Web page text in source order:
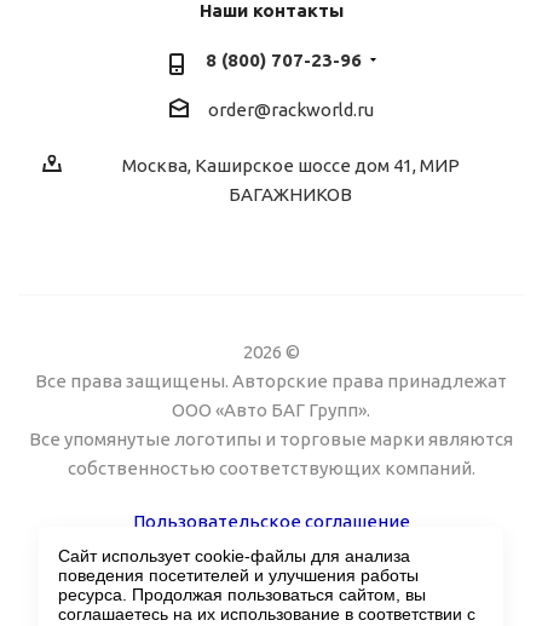
Наши контакты
8 (800) 707-23-96
order@rackworld.ru
Москва, Каширское шоссе дом 41, МИР
БАГАЖНИКОВ
2026 ©
Все права защищены. Авторские права принадлежат
ООО «Авто БАГ Групп».
Все упомянутые логотипы и торговые марки являются
собственностью соответствующих компаний.
Пользовательское соглашение
Поддержка сайта Twin px
Сайт использует cookie-файлы для анализа
поведения посетителей и улучшения работы
ресурса. Продолжая пользоваться сайтом, вы
соглашаетесь на их использование в соответствии с